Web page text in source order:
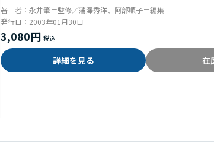
著 者： 永井肇＝監修／蒲澤秀洋、阿部順子＝編集
発行日： 2003年01月30日
3,080円
詳細を見る 在